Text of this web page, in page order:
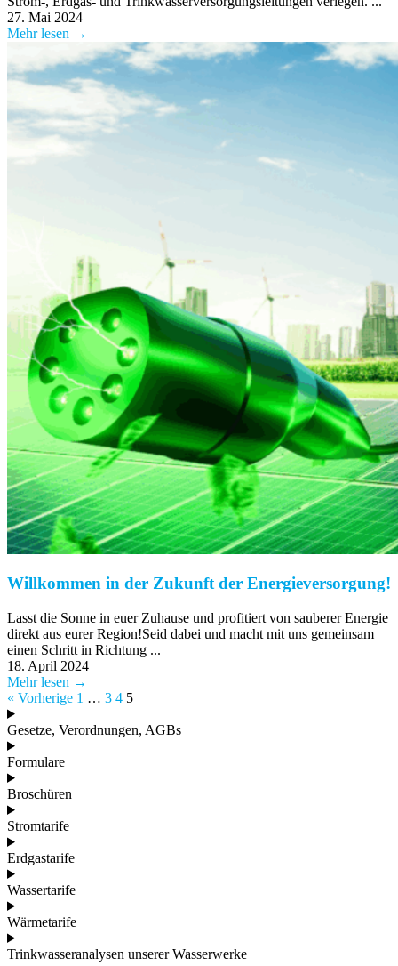
27. Mai 2024
Mehr lesen →
Willkommen in der Zukunft der Energieversorgung!
Lasst die Sonne in euer Zuhause und profitiert von sauberer Energie
direkt aus eurer Region!Seid dabei und macht mit uns gemeinsam
einen Schritt in Richtung ...
18. April 2024
Mehr lesen →
« Vorherige 1 … 3 4 5
Gesetze, Verordnungen, AGBs
Formulare
Broschüren
Stromtarife
Erdgastarife
Wassertarife
Wärmetarife
Trinkwasseranalysen unserer Wasserwerke